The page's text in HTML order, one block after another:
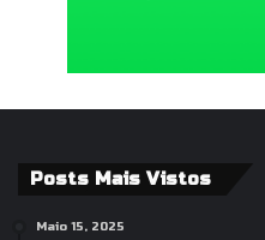
Posts Mais Vistos
Maio 15, 2025